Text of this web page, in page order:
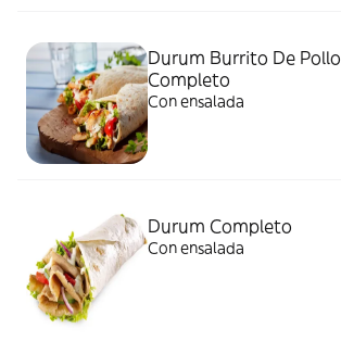
Durum Burrito De Pollo
Completo
Con ensalada
Durum Completo
Con ensalada